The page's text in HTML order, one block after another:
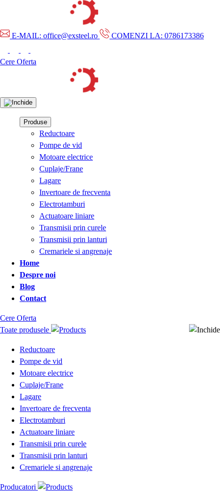
E-MAIL: office@exsteel.ro COMENZI LA: 0786173386
Cere Oferta
Produse
Reductoare
Pompe de vid
Motoare electrice
Cuplaje/Frane
Lagare
Invertoare de frecventa
Electrotamburi
Actuatoare liniare
Transmisii prin curele
Transmisii prin lanturi
Cremariele si angrenaje
Home
Despre noi
Blog
Contact
Cere Oferta
Toate produsele
Reductoare
Pompe de vid
Motoare electrice
Cuplaje/Frane
Lagare
Invertoare de frecventa
Electrotamburi
Actuatoare liniare
Transmisii prin curele
Transmisii prin lanturi
Cremariele si angrenaje
Producatori